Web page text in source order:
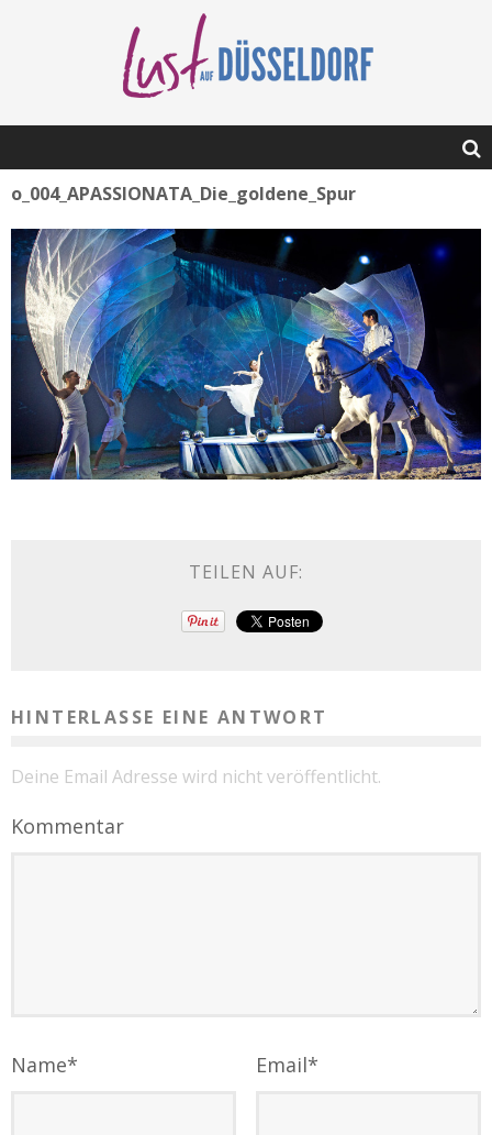
o_004_APASSIONATA_Die_goldene_Spur
TEILEN AUF:
HINTERLASSE EINE ANTWORT
Deine Email Adresse wird nicht veröffentlicht.
Kommentar
Name* Email*